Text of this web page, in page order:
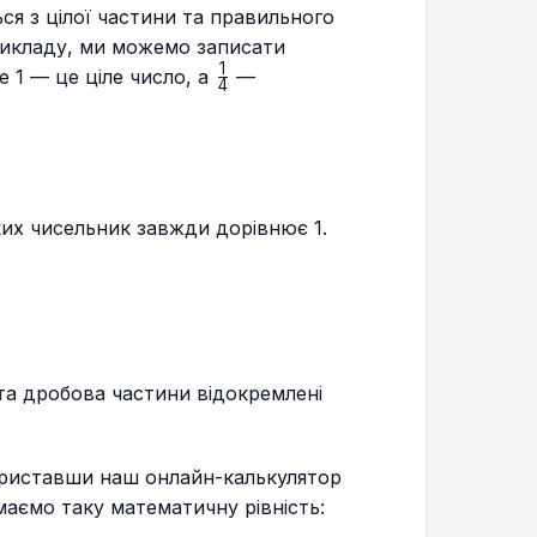
з цілої частини та правильного
ми можемо записати
1 — це ціле число, а \frac{1}
4
1
—
чисельник завжди дорівнює 1.
дробова частини відокремлені
наш онлайн-калькулятор
таку математичну рівність: